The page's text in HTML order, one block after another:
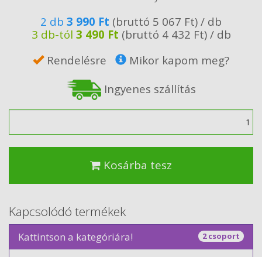
2 db 3 990 Ft (bruttó 5 067 Ft) / db
3 db-tól 3 490 Ft (bruttó 4 432 Ft) / db
Rendelésre
Mikor kapom meg?
Ingyenes szállítás
Kosárba tesz
Kapcsolódó termékek
Kattintson a kategóriára! 2 csoport